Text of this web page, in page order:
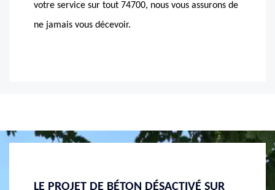
votre service sur tout 74700, nous vous assurons de
ne jamais vous décevoir.
SUR
SERVICE DE L’ENTREPRISE BÉTON